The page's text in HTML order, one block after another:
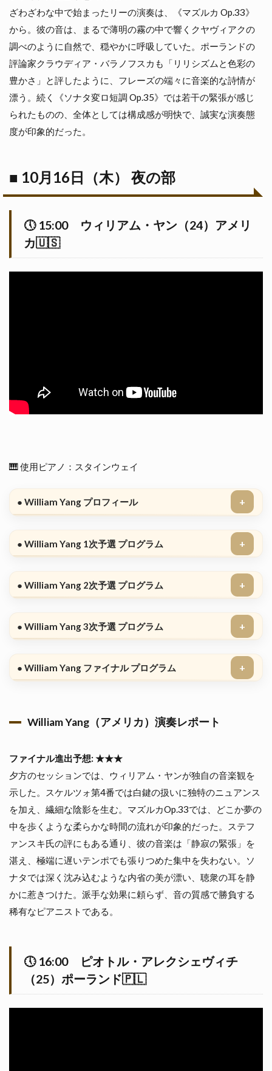
ざわざわな中で始まったリーの演奏は、《マズルカ Op.33》
から。彼の音は、まるで薄明の霧の中で響くクヤヴィアクの
調べのように自然で、穏やかに呼吸していた。ポーランドの
評論家クラウディア・バラノフスカも「リリシズムと色彩の
豊かさ」と評したように、フレーズの端々に音楽的な詩情が
漂う。続く《ソナタ変ロ短調 Op.35》では若干の緊張が感じ
られたものの、全体としては構成感が明快で、誠実な演奏態
度が印象的だった。
■ 10月16日（木） 夜の部
🕔 15:00ウィリアム・ヤン（24）アメリ
カ🇺🇸
🎹 使用ピアノ：スタインウェイ
● William Yang プロフィール
● William Yang 1次予選 プログラム
● William Yang 2次予選 プログラム
● William Yang 3次予選 プログラム
● William Yang ファイナル プログラム
William Yang（アメリカ）演奏レポート
ファイナル進出予想: ★★★
夕方のセッションでは、ウィリアム・ヤンが独自の音楽観を
示した。スケルツォ第4番では白鍵の扱いに独特のニュアンス
を加え、繊細な陰影を生む。マズルカOp.33では、どこか夢の
中を歩くような柔らかな時間の流れが印象的だった。ステフ
ァンスキ氏の評にもある通り、彼の音楽は「静寂の緊張」を
湛え、極端に遅いテンポでも張りつめた集中を失わない。ソ
ナタでは深く沈み込むような内省の美が漂い、聴衆の耳を静
かに惹きつけた。派手な効果に頼らず、音の質感で勝負する
稀有なピアニストである。
🕔 16:00ピオトル・アレクシェヴィチ
（25）ポーランド🇵🇱